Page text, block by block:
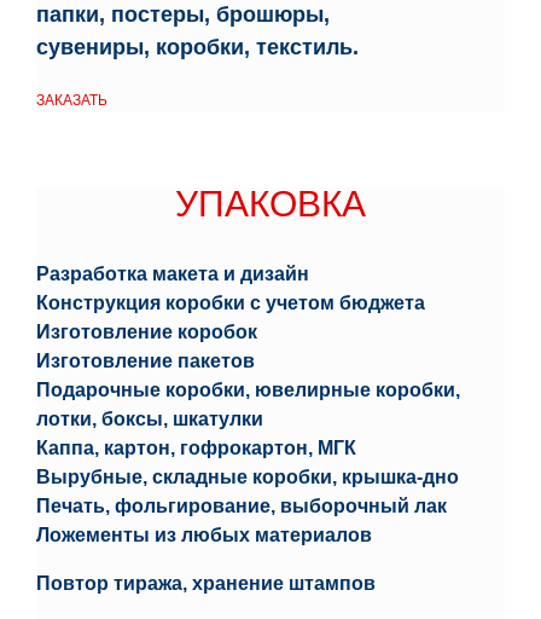
папки, постеры, брошюры,
сувениры, коробки, текстиль.
ЗАКАЗАТЬ
УПАКОВКА
Разработка макета и дизайн
Конструкция коробки с учетом бюджета
Изготовление коробок
Изготовление пакетов
Подарочные коробки, ювелирные коробки,
лотки, боксы, шкатулки
Каппа, картон, гофрокартон, МГК
Вырубные, складные коробки, крышка-дно
Печать, фольгирование, выборочный лак
Ложементы из любых материалов
Повтор тиража, хранение штампов